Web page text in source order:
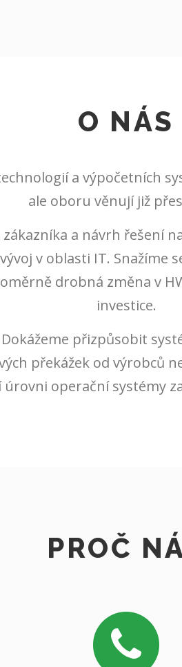
O NÁS
a výpočetních
ale oboru věnují již
a návrh řešení
v oblasti IT.
drobná změna v
investice.
přizpůsobit
překážek od výrobců
operační systémy
PROČ